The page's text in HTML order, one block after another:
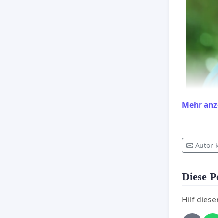
viele
Mehr
Autor
Diese
Hilf